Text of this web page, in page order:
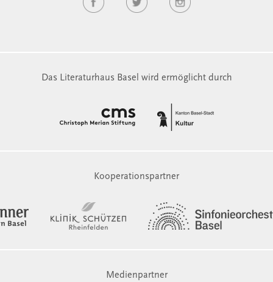
Das Literaturhaus Basel wird ermöglicht durch
Kooperationspartner
Medienpartner